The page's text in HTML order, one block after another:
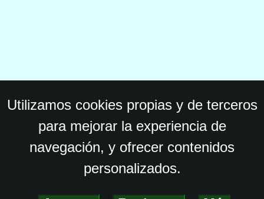
Utilizamos cookies propias y de terceros
para mejorar la experiencia de
navegación, y ofrecer contenidos
personalizados.